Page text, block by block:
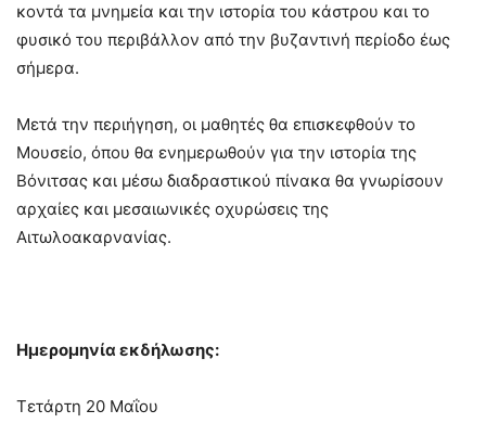
κοντά τα μνημεία και την ιστορία του κάστρου και το
φυσικό του περιβάλλον από την βυζαντινή περίοδο έως
σήμερα.
Μετά την περιήγηση, οι μαθητές θα επισκεφθούν το
Μουσείο, όπου θα ενημερωθούν για την ιστορία της
Βόνιτσας και μέσω διαδραστικού πίνακα θα γνωρίσουν
αρχαίες και μεσαιωνικές οχυρώσεις της
Αιτωλοακαρνανίας.
Ημερομηνία εκδήλωσης:
Τετάρτη 20 Μαΐου